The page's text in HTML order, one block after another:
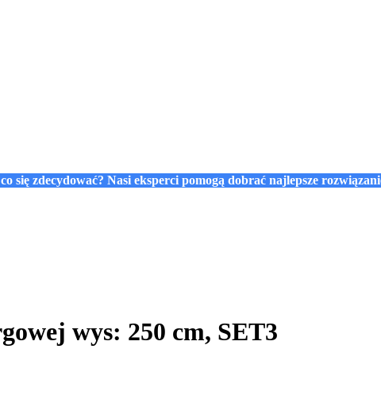
się zdecydować? Nasi eksperci pomogą dobrać najlepsze
wys: 250 cm, SET3